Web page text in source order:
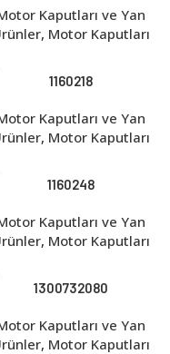
Kaputları ve Yan
, Motor Kaputları
1160218
Kaputları ve Yan
, Motor Kaputları
1160248
Kaputları ve Yan
, Motor Kaputları
1300732080
Kaputları ve Yan
, Motor Kaputları